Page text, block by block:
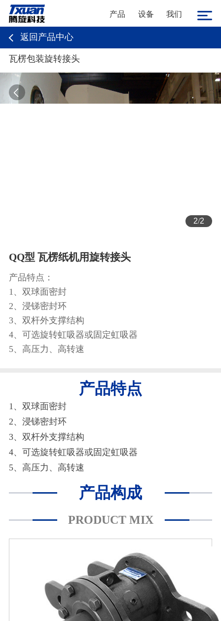
产品 设备 我们
返回产品中心
瓦楞包装旋转接头
2/2
QQ型 瓦楞纸机用旋转接头
产品特点：
1、双球面密封
2、浸锑密封环
3、双杆外支撑结构
4、可选旋转虹吸器或固定虹吸器
5、高压力、高转速
产品特点
1、双球面密封
2、浸锑密封环
3、双杆外支撑结构
4、可选旋转虹吸器或固定虹吸器
5、高压力、高转速
产品构成
PRODUCT MIX